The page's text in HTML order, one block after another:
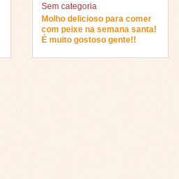
Sem categoria
Molho delicioso para comer
com peixe na semana santa!
É muito gostoso gente!!